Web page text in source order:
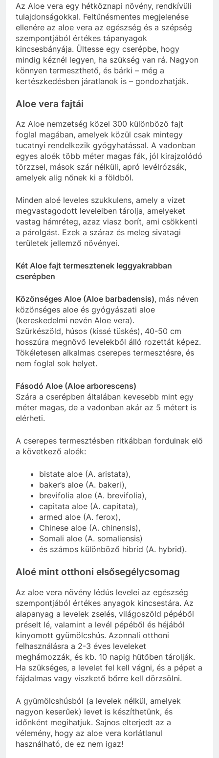
Az Aloe vera egy hétköznapi növény, rendkívüli
tulajdonságokkal. Feltűnésmentes megjelenése
ellenére az aloe vera az egészség és a szépség
szempontjából értékes tápanyagok
kincsesbányája. Ültesse egy cserépbe, hogy
mindig kéznél legyen, ha szükség van rá. Nagyon
könnyen termeszthető, és bárki – még a
kertészkedésben járatlanok is – gondozhatják.
Aloe vera fajtái
Az Aloe nemzetség közel 300 különböző fajt
foglal magában, amelyek közül csak mintegy
tucatnyi rendelkezik gyógyhatással. A vadonban
egyes aloék több méter magas fák, jól kirajzolódó
törzzsel, mások szár nélküli, apró levélrózsák,
amelyek alig nőnek ki a földből.
Minden aloé leveles szukkulens, amely a vizet
megvastagodott leveleiben tárolja, amelyeket
vastag hámréteg, azaz viasz borít, ami csökkenti
a párolgást. Ezek a száraz és meleg sivatagi
területek jellemző növényei.
Két Aloe fajt termesztenek leggyakrabban
cserépben
Közönséges Aloe (Aloe barbadensis), más néven
közönséges aloe és gyógyászati aloe
(kereskedelmi nevén Aloe vera).
Szürkészöld, húsos (kissé tüskés), 40-50 cm
hosszúra megnövő levelekből álló rozettát képez.
Tökéletesen alkalmas cserepes termesztésre, és
nem foglal sok helyet.
Fásodó Aloe (Aloe arborescens)
Szára a cserépben általában kevesebb mint egy
méter magas, de a vadonban akár az 5 métert is
elérheti.
A cserepes termesztésben ritkábban fordulnak elő
a következő aloék:
bistate aloe (A. aristata),
baker’s aloe (A. bakeri),
brevifolia aloe (A. brevifolia),
capitata aloe (A. capitata),
armed aloe (A. ferox),
Chinese aloe (A. chinensis),
Somali aloe (A. somaliensis)
és számos különböző hibrid (A. hybrid).
Aloé mint otthoni elsősegélycsomag
Az aloe vera növény lédús levelei az egészség
szempontjából értékes anyagok kincsestára. Az
alapanyag a levelek zselés, világoszöld pépéből
préselt lé, valamint a levél pépéből és héjából
kinyomott gyümölcshús. Azonnali otthoni
felhasználásra a 2-3 éves leveleket
meghámozzák, és kb. 10 napig hűtőben tárolják.
Ha szükséges, a levelet fel kell vágni, és a pépet a
fájdalmas vagy viszkető bőrre kell dörzsölni.
A gyümölcshúsból (a levelek nélkül, amelyek
nagyon keserűek) levet is készíthetünk, és
időnként megihatjuk. Sajnos elterjedt az a
vélemény, hogy az aloe vera korlátlanul
használható, de ez nem igaz!